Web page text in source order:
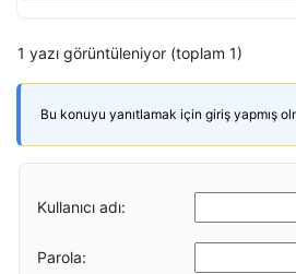
1 yazı görüntüleniyor (toplam 1)
Bu konuyu yanıtlamak için giriş yapmış
Kullanıcı adı:
Parola: